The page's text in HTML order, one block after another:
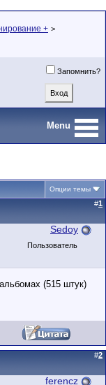
+ >
Запомнить?
Menu
Опции темы
#1
Sedoy
Пользователь
(515 штук)
#2
ferencz